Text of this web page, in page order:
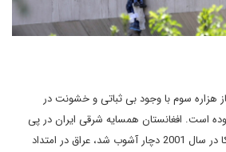
هزاره سوم با وجود بی ثباتی و خشونت در
است. افغانستان همسایه شرقی ایران در پی
اشغال این کشور توسط آمریکا در سال 2001 دچار آشوب شد، عراق در امتداد